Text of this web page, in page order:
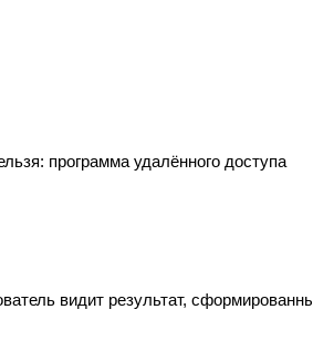
программа удалённого доступа
видит результат,